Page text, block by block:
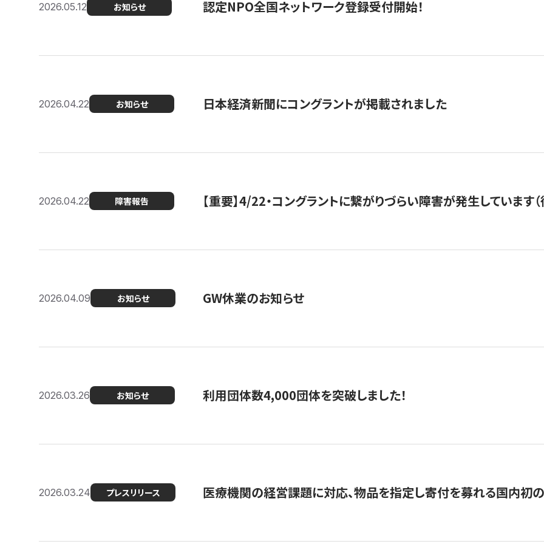
2026.05.12 お知らせ 認定NPO全国ネットワーク登録受付開始！
2026.04.22 お知らせ 日本経済新聞にコングラントが掲載されました
2026.04.22 障害報告 【重要】4/22・コングラントに繋がりづらい障害が発生しています（
2026.04.09 お知らせ GW休業のお知らせ
2026.03.26 お知らせ 利用団体数4,000団体を突破しました！
2026.03.24 プレスリリース 医療機関の経営課題に対応、物品を指定し寄付を募れる国内初の